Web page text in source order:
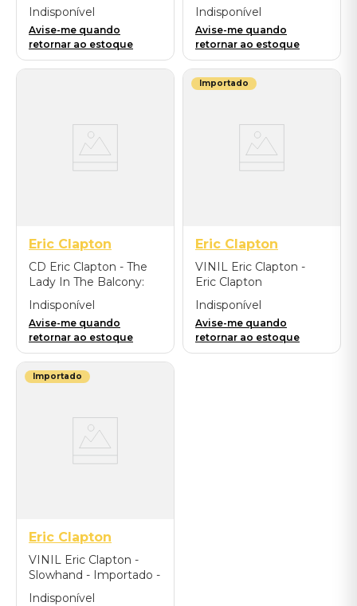
Balcony: Lockdown
Session (Live/Black) -
Importado
Indisponível
Avise-me quando
retornar ao estoque
Balcony: Lockdown
Sessions (Live - Blu-
ray/CD) - Importado
Indisponível
Avise-me quando
retornar ao estoque
Eric Clapton
CD Eric Clapton - The
Lady In The Balcony:
Lockdown Sessions
Indisponível
Avise-me quando
retornar ao estoque
Importado
Eric Clapton
VINIL Eric Clapton -
Eric Clapton
(Remastered) -
Importado
Indisponível
Avise-me quando
retornar ao estoque
Importado
Eric Clapton
VINIL Eric Clapton -
Slowhand - Importado -
Cinza - 33 RPM
Indisponível